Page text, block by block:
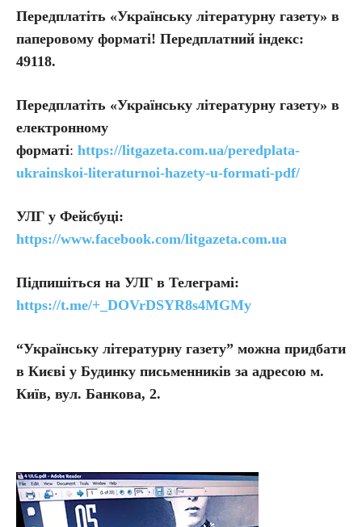
Передплатіть «Українську літературну газету» в
паперовому форматі! Передплатний індекс:
49118.
Передплатіть «Українську літературну газету» в
електронному
форматі: https://litgazeta.com.ua/peredplata-
ukrainskoi-literaturnoi-hazety-u-formati-pdf/
УЛГ у Фейсбуці:
https://www.facebook.com/litgazeta.com.ua
Підпишіться на УЛГ в Телеграмі:
https://t.me/+_DOVrDSYR8s4MGMy
“Українську літературну газету” можна придбати
в Києві у Будинку письменників за адресою м.
Київ, вул. Банкова, 2.